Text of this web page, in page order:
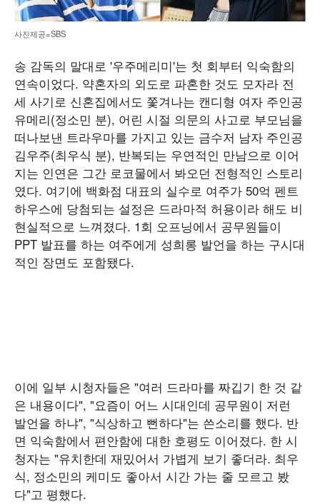
사진제공=SBS
송 감독의 말대로 '우주메리미'는 첫 회부터 익숙함의
연속이었다. 약혼자의 외도로 파혼한 것도 모자라 전
세 사기로 신혼집에서도 쫓겨나는 캔디형 여자 주인공
유메리(정소민 분), 어린 시절 의문의 사고로 부모님을
떠나보낸 트라우마를 가지고 있는 금수저 남자 주인공
김우주(최우식 분), 반복되는 우연적인 만남으로 이어
지는 인연은 그간 로코물에서 봐오던 전형적인 스토리
였다. 여기에 백화점 대표의 실수로 여주가 50억 펜트
하우스에 당첨되는 설정은 드라마적 허용이라 해도 비
현실적으로 느껴졌다. 1회 오프닝에서 공무원들이
PPT 발표를 하는 여주에게 성희롱 발언을 하는 구시대
적인 장면도 포함됐다.
이에 일부 시청자들은 "여러 드라마를 짜깁기 한 것 같
은 내용이다", "요즘이 어느 시대인데 공무원이 저런
발언을 하냐", "식상하고 뻔하다"는 쓴소리를 했다. 반
면 익숙함에서 편안함에 대한 호평도 이어졌다. 한 시
청자는 "유치한데 재밌어서 가볍게 보기 좋더라. 최우
식, 정소민의 케미도 좋아서 시간 가는 줄 모르고 봤
다"고 평했다.